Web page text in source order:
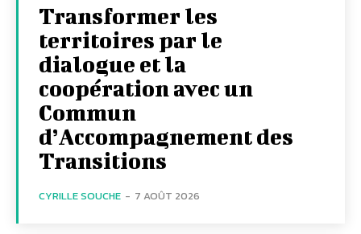
Transformer les
territoires par le
dialogue et la
coopération avec un
Commun
d’Accompagnement des
Transitions
CYRILLE SOUCHE - 7 AOÛT 2026